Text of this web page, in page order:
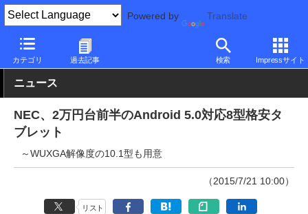
Powered by Translate
カテゴリ 過去記事 検索 Impressサイト
PC Watch パソコン/タブレット/スマートフォン タブレット
ニュース
NEC、2万円台前半のAndroid 5.0対応8型格安タ
ブレット
～WUXGA解像度の10.1型も用意
（2015/7/21 10:00）
リスト